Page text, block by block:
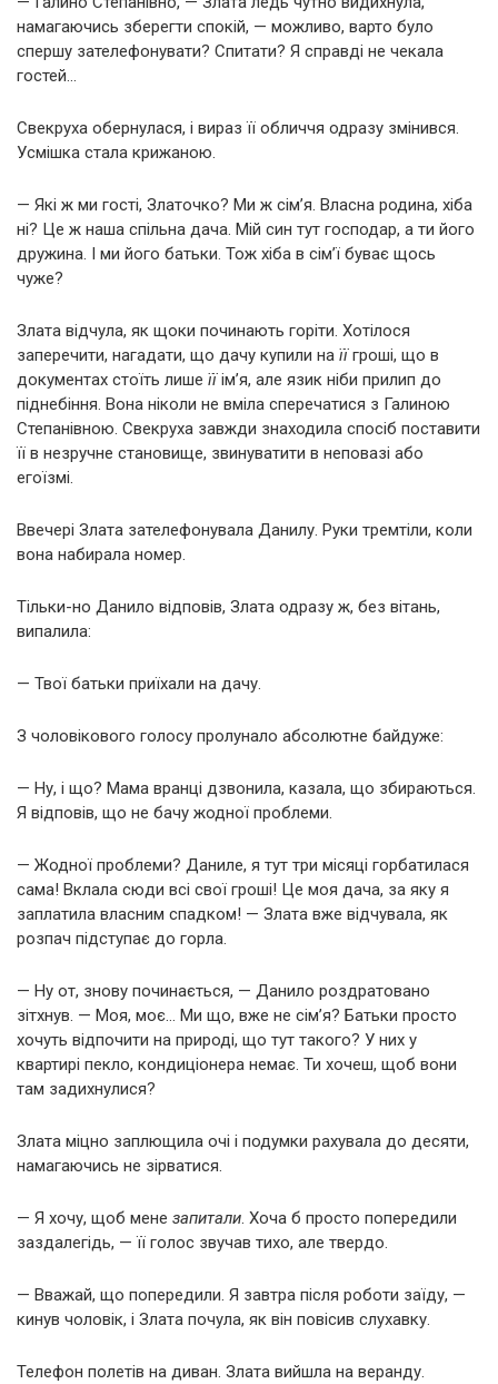
намагаючись зберегти спокій, — можливо, варто було
спершу зателефонувати? Спитати? Я справді не чекала
гостей…
Свекруха обернулася, і вираз її обличчя одразу змінився.
Усмішка стала крижаною.
— Які ж ми гості, Златочко? Ми ж сім’я. Власна родина, хіба
ні? Це ж наша спільна дача. Мій син тут господар, а ти його
дружина. І ми його батьки. Тож хіба в сім’ї буває щось
чуже?
Злата відчула, як щоки починають горіти. Хотілося
заперечити, нагадати, що дачу купили на їїгроші, що в
документах стоїть лише їїім’я, але язик ніби прилип до
піднебіння. Вона ніколи не вміла сперечатися з Галиною
Степанівною. Свекруха завжди знаходила спосіб поставити
її в незручне становище, звинуватити в неповазі або
егоїзмі.
Ввечері Злата зателефонувала Данилу. Руки тремтіли, коли
вона набирала номер.
Тільки-но Данило відповів, Злата одразу ж, без вітань,
випалила:
— Твої батьки приїхали на дачу.
З чоловікового голосу пролунало абсолютне байдуже:
— Ну, і що? Мама вранці дзвонила, казала, що збираються.
Я відповів, що не бачу жодної проблеми.
— Жодної проблеми? Даниле, я тут три місяці горбатилася
сама! Вклала сюди всі свої гроші! Це моя дача, за яку я
заплатила власним спадком! — Злата вже відчувала, як
розпач підступає до горла.
— Ну от, знову починається, — Данило роздратовано
зітхнув. — Моя, моє… Ми що, вже не сім’я? Батьки просто
хочуть відпочити на природі, що тут такого? У них у
квартирі пекло, кондиціонера немає. Ти хочеш, щоб вони
там задихнулися?
Злата міцно заплющила очі і подумки рахувала до десяти,
намагаючись не зірватися.
— Я хочу, щоб мене запитали. Хоча б просто попередили
заздалегідь, — її голос звучав тихо, але твердо.
— Вважай, що попередили. Я завтра після роботи заїду, —
кинув чоловік, і Злата почула, як він повісив слухавку.
Телефон полетів на диван. Злата вийшла на веранду.